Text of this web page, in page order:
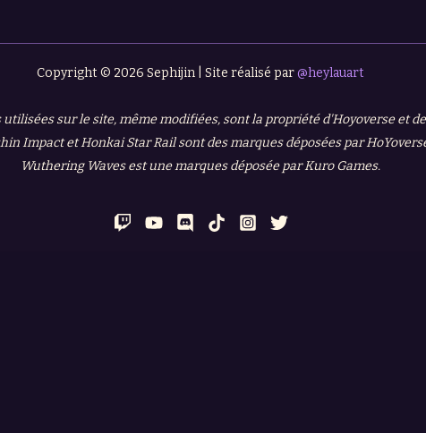
Copyright © 2026 Sephijin | Site réalisé par@heylauart
utilisées sur le site, même modifiées, sont la propriété d'Hoyoverse et
Impact et Honkai Star Rail sont des marques déposées par
Wuthering Waves est une marques déposée par Kuro Games.